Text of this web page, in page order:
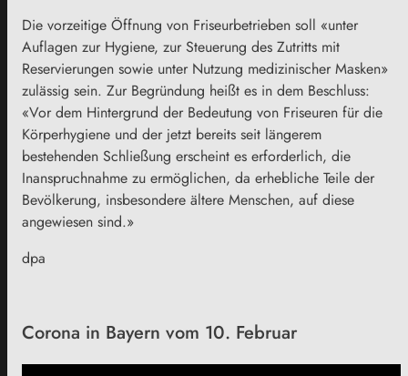
Die vorzeitige Öffnung von Friseurbetrieben soll «unter
Auflagen zur Hygiene, zur Steuerung des Zutritts mit
Reservierungen sowie unter Nutzung medizinischer Masken»
zulässig sein. Zur Begründung heißt es in dem Beschluss:
«Vor dem Hintergrund der Bedeutung von Friseuren für die
Körperhygiene und der jetzt bereits seit längerem
bestehenden Schließung erscheint es erforderlich, die
Inanspruchnahme zu ermöglichen, da erhebliche Teile der
Bevölkerung, insbesondere ältere Menschen, auf diese
angewiesen sind.»
dpa
Corona in Bayern vom 10. Februar